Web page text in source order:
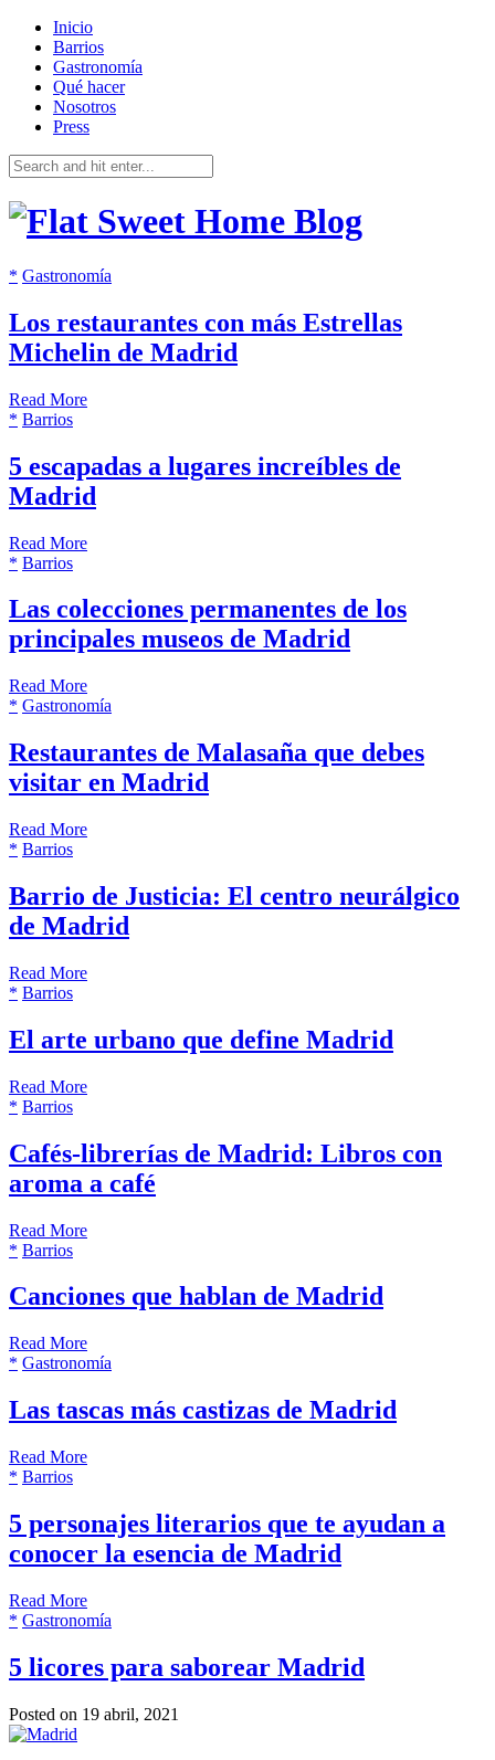
Inicio
Barrios
Gastronomía
Qué hacer
Nosotros
Press
* Gastronomía
Los restaurantes con más Estrellas
Michelin de Madrid
Read More
* Barrios
5 escapadas a lugares increíbles de
Madrid
Read More
* Barrios
Las colecciones permanentes de los
principales museos de Madrid
Read More
* Gastronomía
Restaurantes de Malasaña que debes
visitar en Madrid
Read More
* Barrios
Barrio de Justicia: El centro neurálgico
de Madrid
Read More
* Barrios
El arte urbano que define Madrid
Read More
* Barrios
Cafés-librerías de Madrid: Libros con
aroma a café
Read More
* Barrios
Canciones que hablan de Madrid
Read More
* Gastronomía
Las tascas más castizas de Madrid
Read More
* Barrios
5 personajes literarios que te ayudan a
conocer la esencia de Madrid
Read More
* Gastronomía
5 licores para saborear Madrid
Posted on 19 abril, 2021